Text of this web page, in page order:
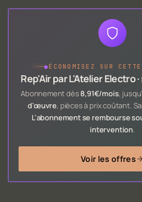
●ÉCONOMISEZ SUR
Rep'Air par L'Atelier Electro
Abonnement dès 8,91€/mois,
d'œuvre, pièces à prix coûtant.
L'abonnement se rembourse
intervention.
Voir les offres